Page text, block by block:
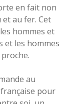
en fait non
et au fer. Cet
hommes et
et les hommes
au
française pour